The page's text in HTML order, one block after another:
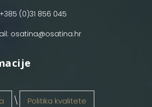
(0)31 856 045
osatina@osatina.hr
Politika kvalitete